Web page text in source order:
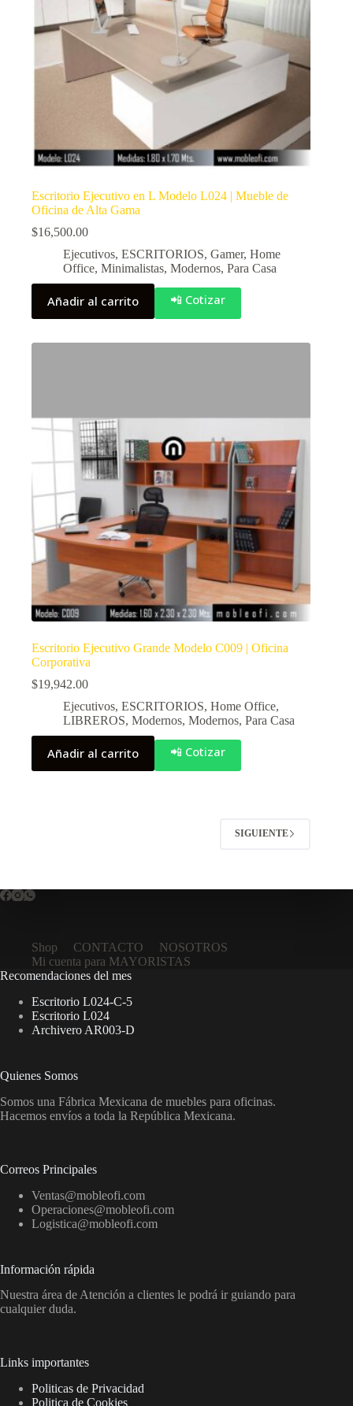
Escritorio Ejecutivo en L Modelo L024 | Mueble de
Oficina de Alta Gama
$16,500.00
Ejecutivos, ESCRITORIOS, Gamer, Home
Office, Minimalistas, Modernos, Para Casa
Añadir al carrito 📲 Cotizar
Escritorio Ejecutivo Grande Modelo C009 | Oficina
Corporativa
$19,942.00
Ejecutivos, ESCRITORIOS, Home Office,
LIBREROS, Modernos, Modernos, Para Casa
Añadir al carrito 📲 Cotizar
SIGUIENTE
Shop CONTACTO
NOSOTROS
Mi cuenta para MAYORISTAS
Recomendaciones del mes
Escritorio L024-C-5
Escritorio L024
Archivero AR003-D
Quienes Somos
Somos una Fábrica Mexicana de muebles para oficinas.
Hacemos envíos a toda la República Mexicana.
Correos Principales
Ventas@mobleofi.com
Operaciones@mobleofi.com
Logistica@mobleofi.com
Información rápida
Nuestra área de Atención a clientes le podrá ir guiando para
cualquier duda.
Links importantes
Politicas de Privacidad
Politica de Cookies